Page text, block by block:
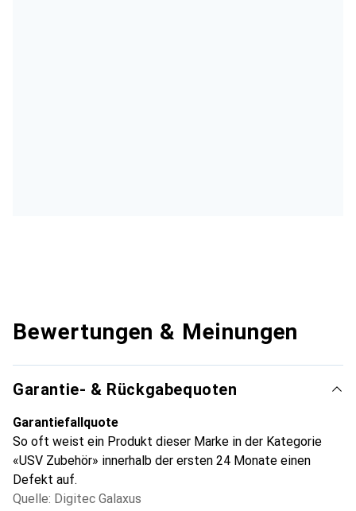
Bewertungen & Meinungen
Garantie- & Rückgabequoten
Garantiefallquote
So oft weist ein Produkt dieser Marke in der Kategorie
«USV Zubehör» innerhalb der ersten 24 Monate einen
Defekt auf.
Quelle: Digitec Galaxus